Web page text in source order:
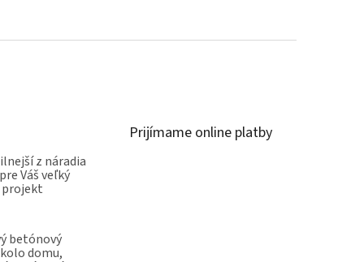
z náradia
Váš veľký
betónový
domu,
Prijímame online platby